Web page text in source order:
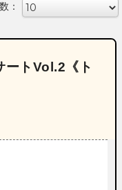
：
ートVol.2《ト